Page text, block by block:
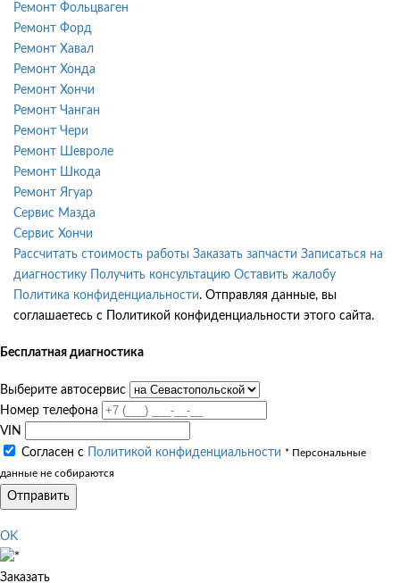
Ремонт Фольцваген
Ремонт Форд
Ремонт Хавал
Ремонт Хонда
Ремонт Хончи
Ремонт Чанган
Ремонт Чери
Ремонт Шевроле
Ремонт Шкода
Ремонт Ягуар
Сервис Мазда
Сервис Хончи
Рассчитать стоимость работы Заказать запчасти Записаться на
диагностику
Получить консультацию Оставить жалобу
Политика конфиденциальности. Отправляя данные, вы
соглашаетесь с Политикой конфиденциальности этого сайта.
Бесплатная диагностика
Выберите автосервис
Номер телефона
VIN
Согласен с
Политикой конфиденциальности * Персональные
данные не собираются
Отправить
OK
Заказать